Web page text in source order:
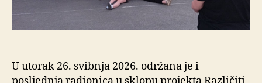
U utorak 26. svibnja 2026. održana je i